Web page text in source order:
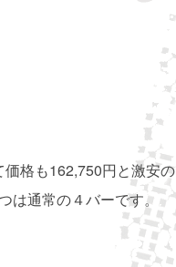
格も162,750円と激安の
は通常の４バーです。